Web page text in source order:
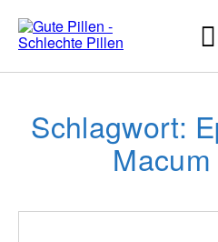
Inhalt
springen
Schlagwort: